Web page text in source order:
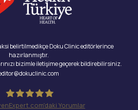
belirtilmedikçe Doku Clinic editörlerince
hazırlanmıştır.
bizimle iletişime geçerek bildirebilirsiniz.
Yorumlar